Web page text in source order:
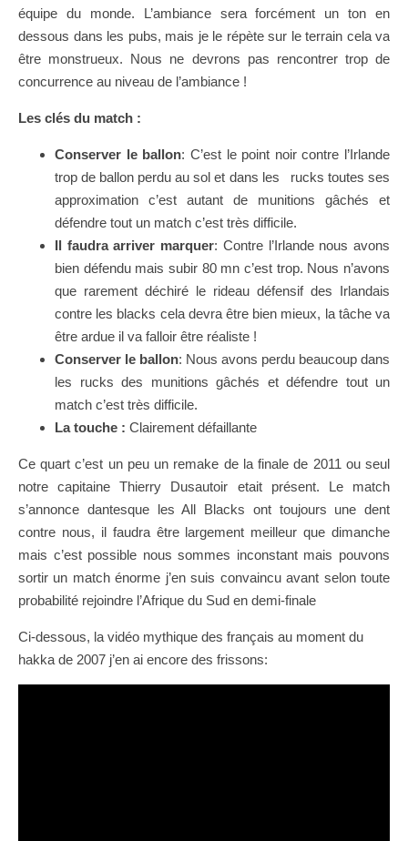
équipe du monde. L’ambiance sera forcément un ton en
dessous dans les pubs, mais je le répète sur le terrain cela va
être monstrueux. Nous ne devrons pas rencontrer trop de
concurrence au niveau de l’ambiance !
Les clés du match :
Conserver le ballon: C’est le point noir contre l’Irlande
trop de ballon perdu au sol et dans les rucks toutes ses
approximation c’est autant de munitions gâchés et
défendre tout un match c’est très difficile.
Il faudra arriver marquer: Contre l’Irlande nous avons
bien défendu mais subir 80 mn c’est trop. Nous n’avons
que rarement déchiré le rideau défensif des Irlandais
contre les blacks cela devra être bien mieux, la tâche va
être ardue il va falloir être réaliste !
Conserver le ballon: Nous avons perdu beaucoup dans
les rucks des munitions gâchés et défendre tout un
match c’est très difficile.
La touche : Clairement défaillante
Ce quart c’est un peu un remake de la finale de 2011 ou seul
notre capitaine Thierry Dusautoir etait présent. Le match
s’annonce dantesque les All Blacks ont toujours une dent
contre nous, il faudra être largement meilleur que dimanche
mais c’est possible nous sommes inconstant mais pouvons
sortir un match énorme j’en suis convaincu avant selon toute
probabilité rejoindre l’Afrique du Sud en demi-finale
Ci-dessous, la vidéo mythique des français au moment du
hakka de 2007 j’en ai encore des frissons: